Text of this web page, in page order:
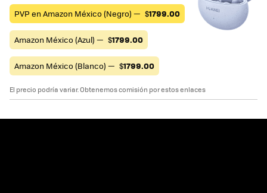
PVP en Amazon México (Negro) — $1799.00
Amazon México (Azul) — $1799.00
Amazon México (Blanco) — $1799.00
El precio podría variar. Obtenemos comisión por estos enlaces